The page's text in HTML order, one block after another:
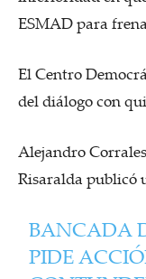
ESMAD para
El Centro
del diálogo con
Alejandro
Risaralda publicó
BANCADA
PIDE